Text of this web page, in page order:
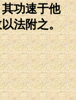
功速于他
法附之。